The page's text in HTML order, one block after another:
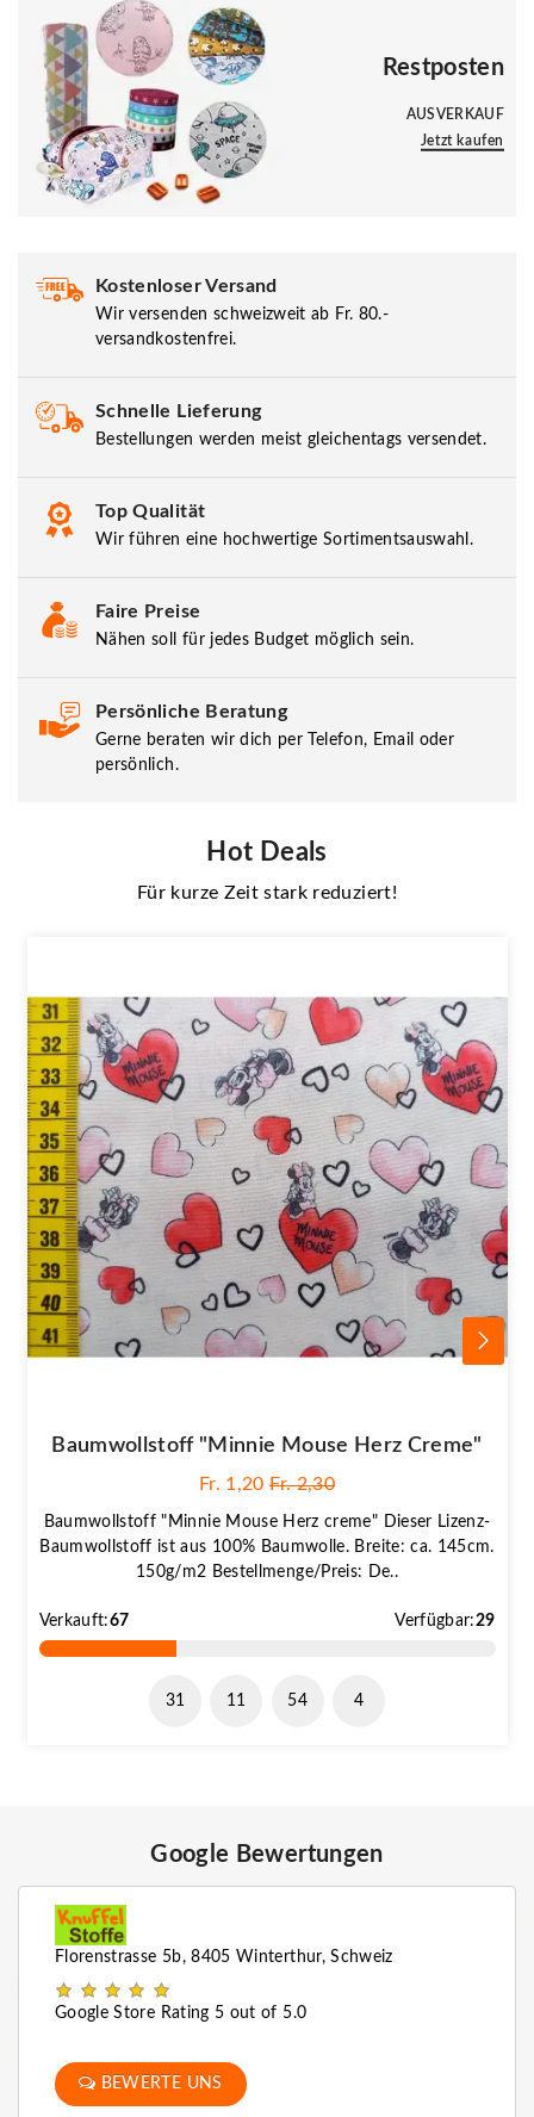
Restposten
AUSVERKAUF
Jetzt kaufen
Kostenloser Versand
Wir versenden schweizweit ab Fr. 80.-
versandkostenfrei.
Schnelle Lieferung
Bestellungen werden meist gleichentags versendet.
Top Qualität
Wir führen eine hochwertige Sortimentsauswahl.
Faire Preise
Nähen soll für jedes Budget möglich sein.
Persönliche Beratung
Gerne beraten wir dich per Telefon, Email oder
persönlich.
Hot Deals
Für kurze Zeit stark reduziert!
Baumwollstoff "Minnie Mouse Herz Creme"
Fr. 1,20 Fr. 2,30
Baumwollstoff "Minnie Mouse Herz creme" Dieser Lizenz-
Baumwollstoff ist aus 100% Baumwolle. Breite: ca. 145cm.
150g/m2 Bestellmenge/Preis: De..
Verfügbar:29
Verkauft:67
31 11 54 3
Google Bewertungen
Florenstrasse 5b,8405 Winterthur,Schweiz
Google Store Rating 5 out of 5.0
BEWERTE UNS